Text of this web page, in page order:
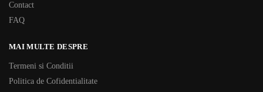
Contact
FAQ
MAI MULTE DESPRE
Termeni si Conditii
Politica de Cofidentialitate